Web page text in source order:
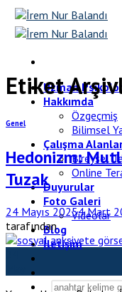
Skip
to
content
Uzman
Hakkımda
Özgeçmiş
Bilimsel
Çalışma
Bireysel
Online
Duyurular
Foto Galeri
Videolar
Blog
İletişim
Etiket
Genel
Hedonizm:
Tuzak
24 Mayıs 20254 Mart
tarafından